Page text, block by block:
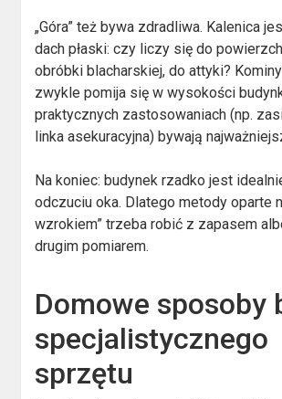
„Góra” też bywa zdradliwa. Kalenica
dach płaski: czy liczy się do
obróbki blacharskiej, do attyki?
zwykle pomija się w wysokości
praktycznych zastosowaniach (np.
linka asekuracyjna) bywają
Na koniec: budynek rzadko jest
odczuciu oka. Dlatego metody oparte
wzrokiem” trzeba robić z zapasem
drugim pomiarem.
Domowe sposoby
specjalistycznego
sprzętu